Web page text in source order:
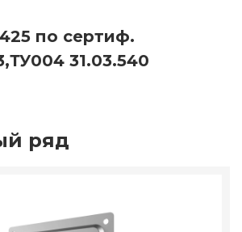
по сертиф.
31.03.540
ряд